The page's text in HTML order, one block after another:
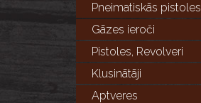
Pneimatiskās pistoles
Gāzes ieroči
Pistoles, Revolveri
Klusinātāji
Aptveres